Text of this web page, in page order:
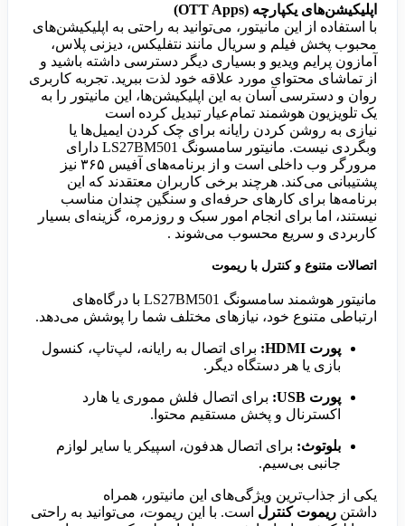
اپلیکیشن‌های یکپارچه (OTT Apps)
با استفاده از این مانیتور، می‌توانید به راحتی به اپلیکیشن‌های
محبوب پخش فیلم و سریال مانند نتفلیکس، دیزنی پلاس،
آمازون پرایم ویدیو و بسیاری دیگر دسترسی داشته باشید و
از تماشای محتوای مورد علاقه خود لذت ببرید. تجربه کاربری
روان و دسترسی آسان به این اپلیکیشن‌ها، این مانیتور را به
یک تلویزیون هوشمند تمام‌عیار تبدیل کرده است
نیازی به روشن کردن رایانه برای چک کردن ایمیل‌ها یا
وبگردی نیست. مانیتور سامسونگ LS27BM501 دارای
مرورگر وب داخلی است و از برنامه‌های آفیس ۳۶۵ نیز
پشتیبانی می‌کند. هرچند برخی کاربران معتقدند که این
برنامه‌ها برای کارهای حرفه‌ای و سنگین چندان مناسب
نیستند، اما برای انجام امور سبک و روزمره، گزینه‌ای بسیار
کاربردی و سریع محسوب می‌شوند .
اتصالات متنوع و کنترل با ریموت
مانیتور هوشمند سامسونگ LS27BM501 با درگاه‌های
ارتباطی متنوع خود، نیازهای مختلف شما را پوشش می‌دهد.
پورت HDMI:
برای اتصال به رایانه، لپ‌تاپ، کنسول
بازی یا هر دستگاه دیگر.
پورت USB:
برای اتصال فلش مموری یا هارد
اکسترنال و پخش مستقیم محتوا.
بلوتوث: برای اتصال هدفون، اسپیکر یا سایر لوازم
جانبی بی‌سیم.
یکی از جذاب‌ترین ویژگی‌های این مانیتور، همراه
داشتن ریموت کنترل است. با این ریموت، می‌توانید به راحتی